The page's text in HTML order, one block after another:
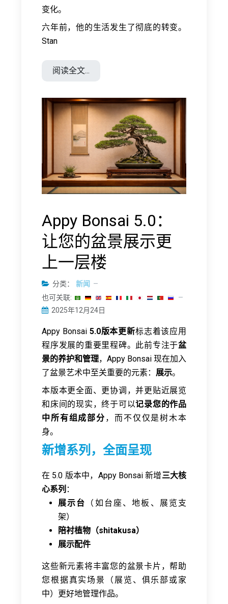
变化。
六年前，他的生活发生了彻底的转变。
Stan
阅读全文...
Appy Bonsai 5.0：
让您的盆景展示更
上一层楼
分类：
新闻
也可关联:
2025年12月24日
Appy Bonsai 5.0版本更新标志着该应用
程序发展的重要里程碑。此前专注于盆
景的养护和管理，Appy Bonsai 现在加入
了盆景艺术中至关重要的元素： 展示。
本版本更全面、更协调，并更贴近展览
和床间的现实，终于可以记录您的作品
中所有组成部分 ，而不仅仅是树木本
身。
新增系列，全面呈现
在 5.0 版本中，Appy Bonsai 新增三大核
心系列 ：
展示台
（如台座、地板、展览支
架）
陪衬植物（shitakusa）
展示配件
这些新元素将丰富您的盆景卡片，帮助
您根据真实场景（展览、俱乐部或家
中）更好地管理作品。